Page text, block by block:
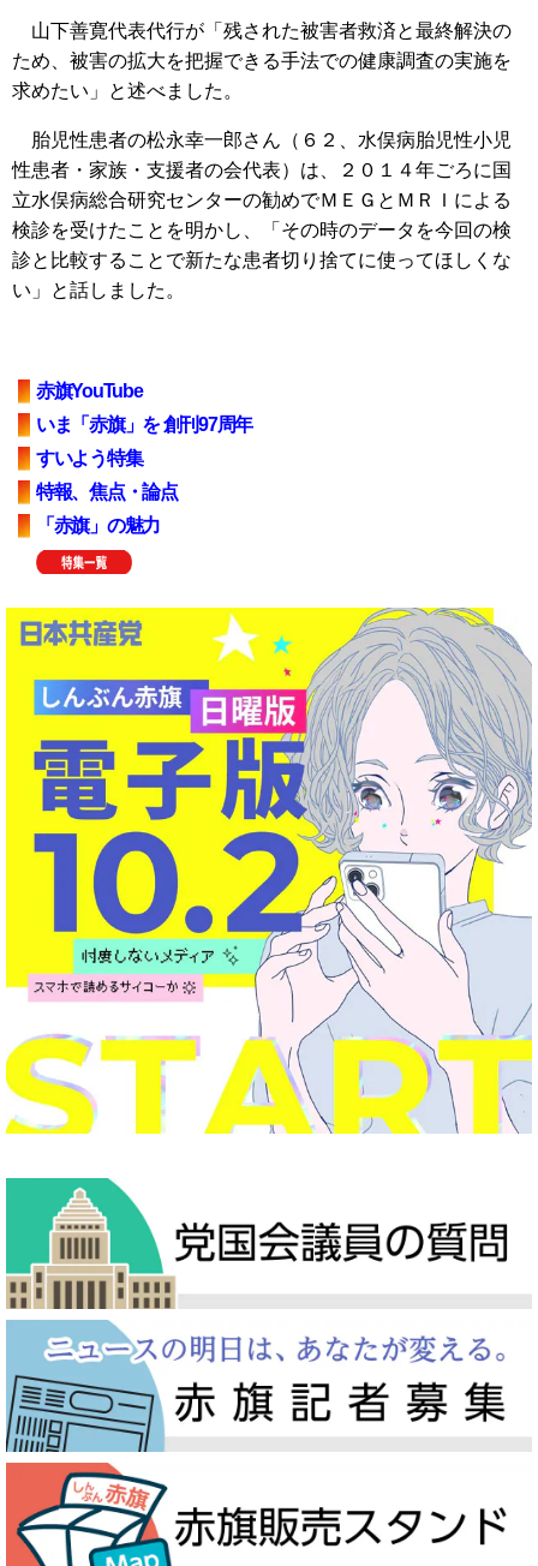
山下善寛代表代行が「残された被害者救済と最終解決の
ため、被害の拡大を把握できる手法での健康調査の実施を
求めたい」と述べました。
胎児性患者の松永幸一郎さん（６２、水俣病胎児性小児
性患者・家族・支援者の会代表）は、２０１４年ごろに国
立水俣病総合研究センターの勧めでＭＥＧとＭＲＩによる
検診を受けたことを明かし、「その時のデータを今回の検
診と比較することで新たな患者切り捨てに使ってほしくな
い」と話しました。
赤旗YouTube
いま「赤旗」を 創刊97周年
すいよう特集
特報、焦点・論点
「赤旗」の魅力